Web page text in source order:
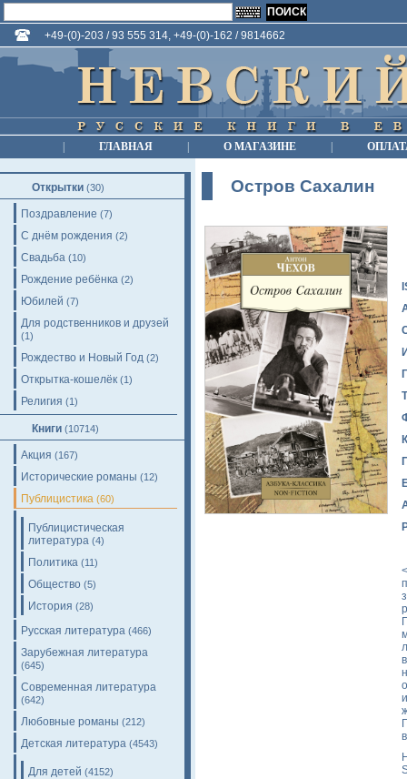
+49-(0)-203 / 93 555 314, +49-(0)-162 / 9814662
ГЛАВНАЯ О МАГАЗИНЕ
Открытки (30)
Поздравление (7)
С днём рождения (2)
Свадьба (10)
Рождение ребёнка (2)
Юбилей (7)
Для родственников и друзей
(1)
Рождество и Новый Год (2)
Открытка-кошелёк (1)
Религия (1)
Книги (10714)
Акция (167)
Исторические романы (12)
Публицистика (60)
Публицистическая
литература (4)
Политика (11)
Общество (5)
История (28)
Русская литература (466)
Зарубежная литература
(645)
Современная литература
(642)
Любовные романы (212)
Детская литература (4543)
Для детей (4152)
Остров Сахалин